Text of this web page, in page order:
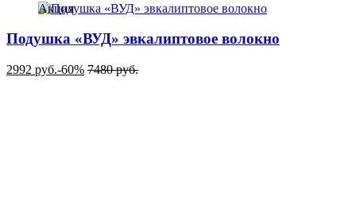
Акция
Подушка «ВУД» эвкалиптовое волокно
2992 руб.-60% 7480руб.